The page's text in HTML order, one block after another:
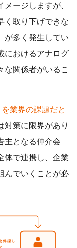
ージしますが、
く取り下げできな
が多く発生してい
におけるアナログ
な関係者がいるこ
業界の課題だと
対策に限界があり
主となる仲介会
体で連携し、企業
んでいくことが必